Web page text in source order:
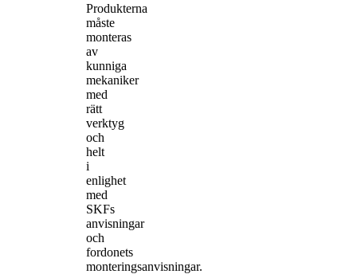
Produkterna
måste
monteras
av
kunniga
mekaniker
med
rätt
verktyg
och
helt
i
enlighet
med
SKFs
anvisningar
och
fordonets
monteringsanvisningar.